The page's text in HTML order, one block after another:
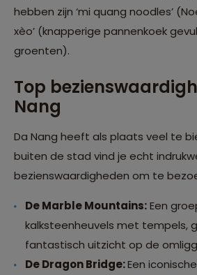
hebben zijn ‘mi quang noodles’
xèo’ (knapperige pannenkoek
groenten).
Top
Nang
Da Nang heeft als plaats veel te
buiten de stad vind je echt
bezienswaardigheden om te
De Marble Mountains:Een
kalksteenheuvels met tempels,
fantastisch uitzicht op de
De Dragon Bridge:Een